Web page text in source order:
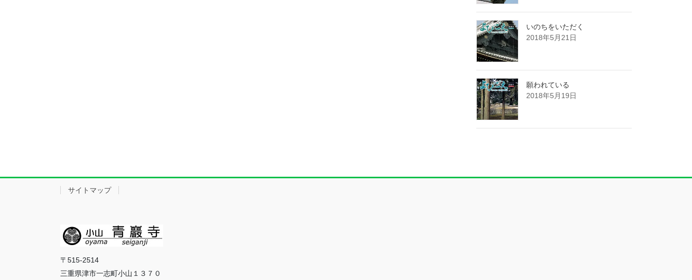
いのちをいただく
2018年5月21日
願われている
2018年5月19日
サイトマップ
〒515-2514
三重県津市一志町小山１３７０